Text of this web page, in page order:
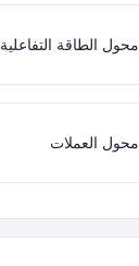
محول الطاقة التفاعلية
محول العملات